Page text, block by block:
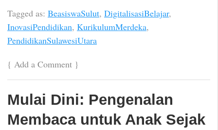
Tagged as: BeasiswaSulut, DigitalisasiBelajar,
InovasiPendidikan, KurikulumMerdeka,
PendidikanSulawesiUtara
{ Add a Comment }
Mulai Dini: Pengenalan
Membaca untuk Anak Sejak